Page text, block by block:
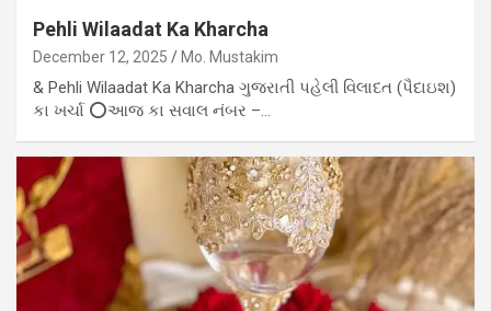
Pehli Wilaadat Ka Kharcha
December 12, 2025 Mo. Mustakim
& Pehli Wilaadat Ka Kharcha ગુજરાતી પહેલી વિલાદત (પૈદાઇશ)
કા ખર્ચા ⭕આજ કા સવાલ નંબર –…